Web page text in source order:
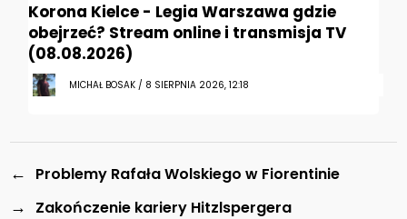
Korona Kielce - Legia Warszawa gdzie
obejrzeć? Stream online i transmisja TV
(08.08.2026)
MICHAŁ BOSAK / 8 SIERPNIA 2026, 12:18
← Problemy Rafała Wolskiego w Fiorentinie
→ Zakończenie kariery Hitzlspergera